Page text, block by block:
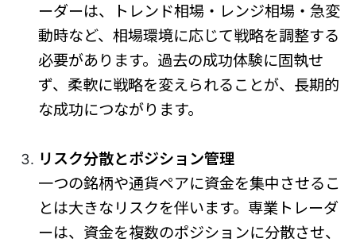
ーダーは、トレンド相場・レンジ相場・急変
動時など、相場環境に応じて戦略を調整する
必要があります。過去の成功体験に固執せ
ず、柔軟に戦略を変えられることが、長期的
な成功につながります。
リスク分散とポジション管理
一つの銘柄や通貨ペアに資金を集中させるこ
とは大きなリスクを伴います。専業トレーダ
ーは、資金を複数のポジションに分散させ、